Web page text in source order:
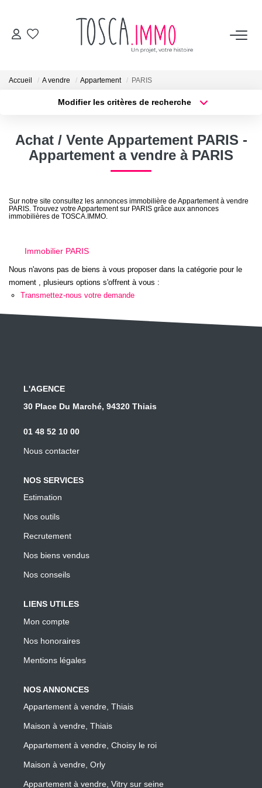
L'équipe
Les conseils
Accueil A vendre Appartement PARIS
Modifier les critères de recherche
Surface min Budget max
Achat / Vente Appartement PARIS -
Appartement a vendre à PARIS
Sur notre site consultez les annonces immobilière de Appartement à vendre
PARIS. Trouvez votre Appartement sur PARIS grâce aux annonces
immobilières de TOSCA.IMMO.
Immobilier PARIS
Nous n'avons pas de biens à vous proposer dans la catégorie pour le
moment , plusieurs options s'offrent à vous :
Transmettez-nous votre demande
L'AGENCE
30 Place Du Marché, 94320 Thiais
01 48 52 10 00
Nous contacter
NOS SERVICES
Estimation
Nos outils
Recrutement
Nos biens vendus
Nos conseils
LIENS UTILES
Mon compte
Nos honoraires
Mentions légales
NOS ANNONCES
Appartement à vendre, Thiais
Maison à vendre, Thiais
Appartement à vendre, Choisy le roi
Maison à vendre, Orly
Appartement à vendre, Vitry sur seine